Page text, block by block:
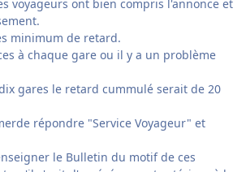
voyageurs ont bien compris l'annonce et
minimum de retard.
à chaque gare ou il y a un problème
gares le retard cummulé serait de 20
répondre "Service Voyageur" et
le Bulletin du motif de ces